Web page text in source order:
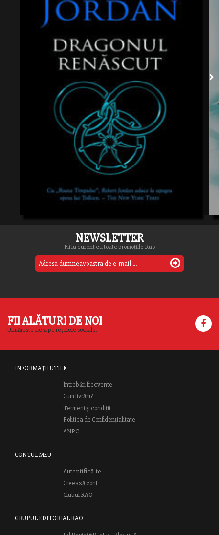
NEWSLETTER
Fii la curent cu toate promoțiile Rao
FII ALĂTURI DE NOI
Urmărește-ne și pe rețelele sociale.
INFORMAȚII UTILE
Întrebări frecvente
Cum livrăm?
Termeni și condiții
Politica de Confidențialitate
ANPC
CONTUL MEU
Autentifică-te
Creează cont
Clubul RAO
GRUPUL EDITORIAL RAO